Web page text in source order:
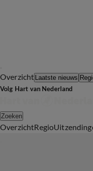
Overzicht Laatste nieuws
Volg Hart van Nederland
Zoeken
OverzichtRegio